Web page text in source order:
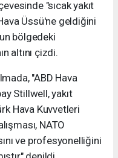
"sıcak yakıt
Üssü'ne geldiğini
bölgedeki
altını çizdi.
"ABD Hava
Stillwell, yakıt
Hava Kuvvetleri
NATO
ve profesyonelliğini